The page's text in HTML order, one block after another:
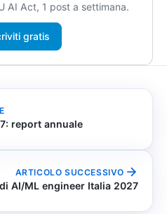
AI Act, 1 post a settimana.
gratis
report annuale
ARTICOLO SUCCESSIVO
AI/ML engineer Italia 2027